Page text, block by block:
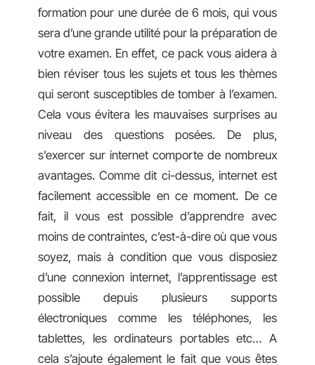
formation pour une durée de 6 mois, qui vous
sera d’une grande utilité pour la préparation de
votre examen. En effet, ce pack vous aidera à
bien réviser tous les sujets et tous les thèmes
qui seront susceptibles de tomber à l’examen.
Cela vous évitera les mauvaises surprises au
niveau des questions posées. De plus,
s’exercer sur internet comporte de nombreux
avantages. Comme dit ci-dessus, internet est
facilement accessible en ce moment. De ce
fait, il vous est possible d’apprendre avec
moins de contraintes, c’est-à-dire où que vous
soyez, mais à condition que vous disposiez
d’une connexion internet, l’apprentissage est
possible depuis plusieurs supports
électroniques comme les téléphones, les
tablettes, les ordinateurs portables etc… A
cela s’ajoute également le fait que vous êtes